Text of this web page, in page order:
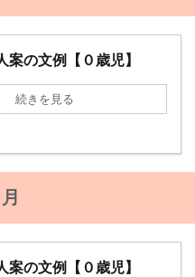
案の文例【０歳児】
続きを見る
案の文例【０歳児】